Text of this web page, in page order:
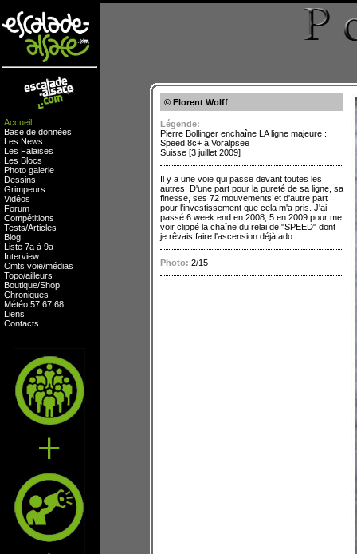
Accueil
Base de données
Les News
Les Falaises
Les Blocs
Photo galerie
Dessins
Grimpeurs
Vidéos
Forum
Compétitions
Tests/Articles
Blog
Liste 7a à 9a
Interview
Cmts voie/médias
Topo/ailleurs
Boutique/Shop
Chroniques
Météo 57 67 68
Liens
Contacts
© Florent Wolff
Légende:
Pierre Bollinger enchaîne LA ligne majeure :
Speed 8c+ à Voralpsee
Suisse [3 juillet 2009]
Il y a une voie qui passe devant toutes les
autres. D'une part pour la pureté de sa ligne, sa
finesse, ses 72 mouvements et d'autre part
pour l'investissement que cela m'a pris. J'ai
passé 6 week end en 2008, 5 en 2009 pour me
voir clippé la chaîne du relai de "SPEED" dont
je rêvais faire l'ascension déjà ado.
Photo: 2/15